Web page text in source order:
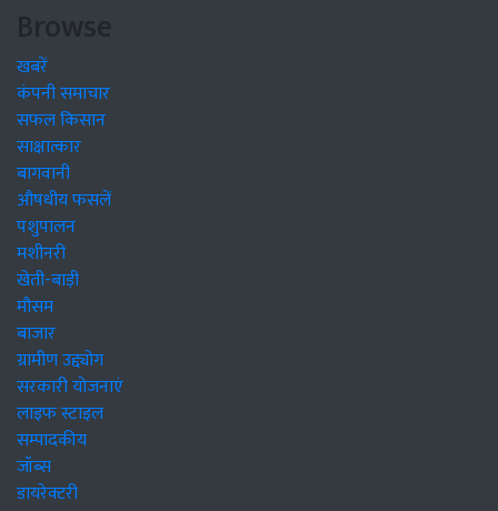
Browse
खबरें
कंपनी समाचार
सफल किसान
साक्षात्कार
बागवानी
औषधीय फसलें
पशुपालन
मशीनरी
खेती-बाड़ी
मौसम
बाजार
ग्रामीण उद्द्योग
सरकारी योजनाएं
लाइफ स्टाइल
सम्पादकीय
जॉब्स
डायरेक्टरी